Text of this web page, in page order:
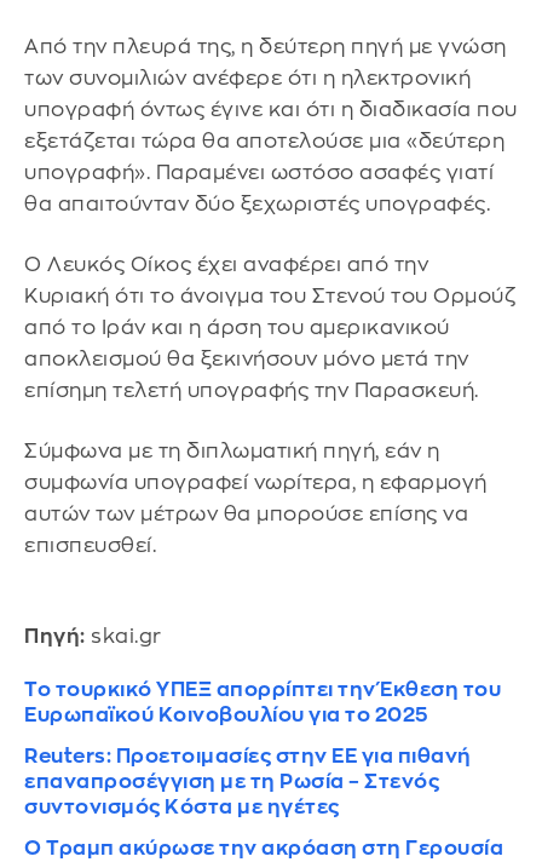
Από την πλευρά της, η δεύτερη πηγή με γνώση
των συνομιλιών ανέφερε ότι η ηλεκτρονική
υπογραφή όντως έγινε και ότι η διαδικασία που
εξετάζεται τώρα θα αποτελούσε μια «δεύτερη
υπογραφή». Παραμένει ωστόσο ασαφές γιατί
θα απαιτούνταν δύο ξεχωριστές υπογραφές.
Ο Λευκός Οίκος έχει αναφέρει από την
Κυριακή ότι το άνοιγμα του Στενού του Ορμούζ
από το Ιράν και η άρση του αμερικανικού
αποκλεισμού θα ξεκινήσουν μόνο μετά την
επίσημη τελετή υπογραφής την Παρασκευή.
Σύμφωνα με τη διπλωματική πηγή, εάν η
συμφωνία υπογραφεί νωρίτερα, η εφαρμογή
αυτών των μέτρων θα μπορούσε επίσης να
επισπευσθεί.
Πηγή: skai.gr
Το τουρκικό ΥΠΕΞ απορρίπτει την Έκθεση του
Ευρωπαϊκού Κοινοβουλίου για το 2025
Reuters: Προετοιμασίες στην ΕΕ για πιθανή
επαναπροσέγγιση με τη Ρωσία – Στενός
συντονισμός Κόστα με ηγέτες
Ο Τραμπ ακύρωσε την ακρόαση στη Γερουσία